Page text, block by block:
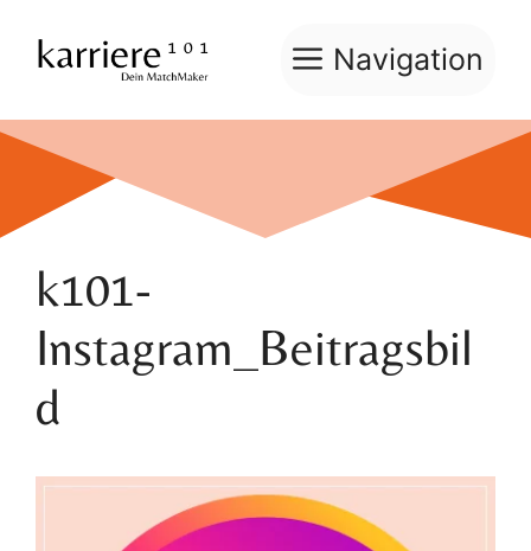
Inhalt
springen
Navigation
k101-
Instagram_Beitragsbil
d